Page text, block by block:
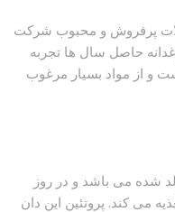
پرفروش و محبوب شرکت
حاصل سال ها تجربه
و از مواد بسیار مرغوب
شده می باشد و در روز
می کند. پروتئین این دان